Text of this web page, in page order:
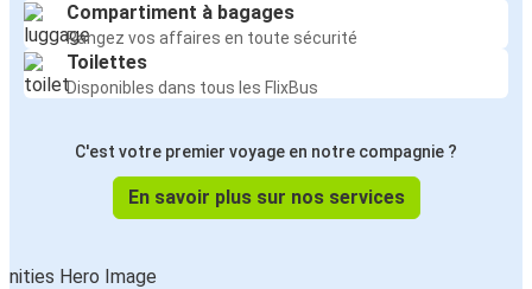
Compartiment à bagages
Rangez vos affaires en toute sécurité
Toilettes
Disponibles dans tous les FlixBus
C'est votre premier voyage en notre compagnie ?
En savoir plus sur nos services